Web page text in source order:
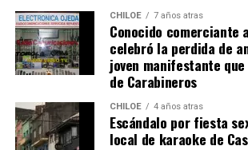
El Consejero Francisco Cárcamo insistió
dictamen de Contraloría es una buena
muchas familias que desde hace un
tramitando la regularización de sus
también tendrán que responder con
como por ejemplo tener un periodo de
propiedad por más de 5 años.
CHILOE 7 años atras
Conocido comerciante
celebró la perdida de
joven manifestante
de Carabineros
CHILOE 4 años atras
Escándalo por fiesta
local de karaoke de